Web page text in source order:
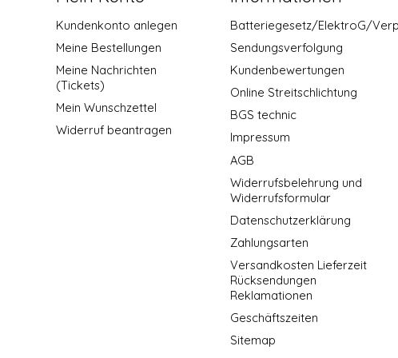
Kundenkonto anlegen
Meine Bestellungen
Meine Nachrichten
(Tickets)
Mein Wunschzettel
Widerruf beantragen
Batteriegesetz/ElektroG/
Sendungsverfolgung
Kundenbewertungen
Online Streitschlichtung
BGS technic
Impressum
AGB
Widerrufsbelehrung und
Widerrufsformular
Datenschutzerklärung
Zahlungsarten
Versandkosten Lieferzeit
Rücksendungen
Reklamationen
Geschäftszeiten
Sitemap